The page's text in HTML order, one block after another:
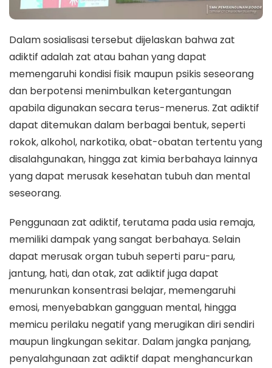
Dalam sosialisasi tersebut dijelaskan bahwa zat
adiktif adalah zat atau bahan yang dapat
memengaruhi kondisi fisik maupun psikis seseorang
dan berpotensi menimbulkan ketergantungan
apabila digunakan secara terus-menerus. Zat adiktif
dapat ditemukan dalam berbagai bentuk, seperti
rokok, alkohol, narkotika, obat-obatan tertentu yang
disalahgunakan, hingga zat kimia berbahaya lainnya
yang dapat merusak kesehatan tubuh dan mental
seseorang.
Penggunaan zat adiktif, terutama pada usia remaja,
memiliki dampak yang sangat berbahaya. Selain
dapat merusak organ tubuh seperti paru-paru,
jantung, hati, dan otak, zat adiktif juga dapat
menurunkan konsentrasi belajar, memengaruhi
emosi, menyebabkan gangguan mental, hingga
memicu perilaku negatif yang merugikan diri sendiri
maupun lingkungan sekitar. Dalam jangka panjang,
penyalahgunaan zat adiktif dapat menghancurkan